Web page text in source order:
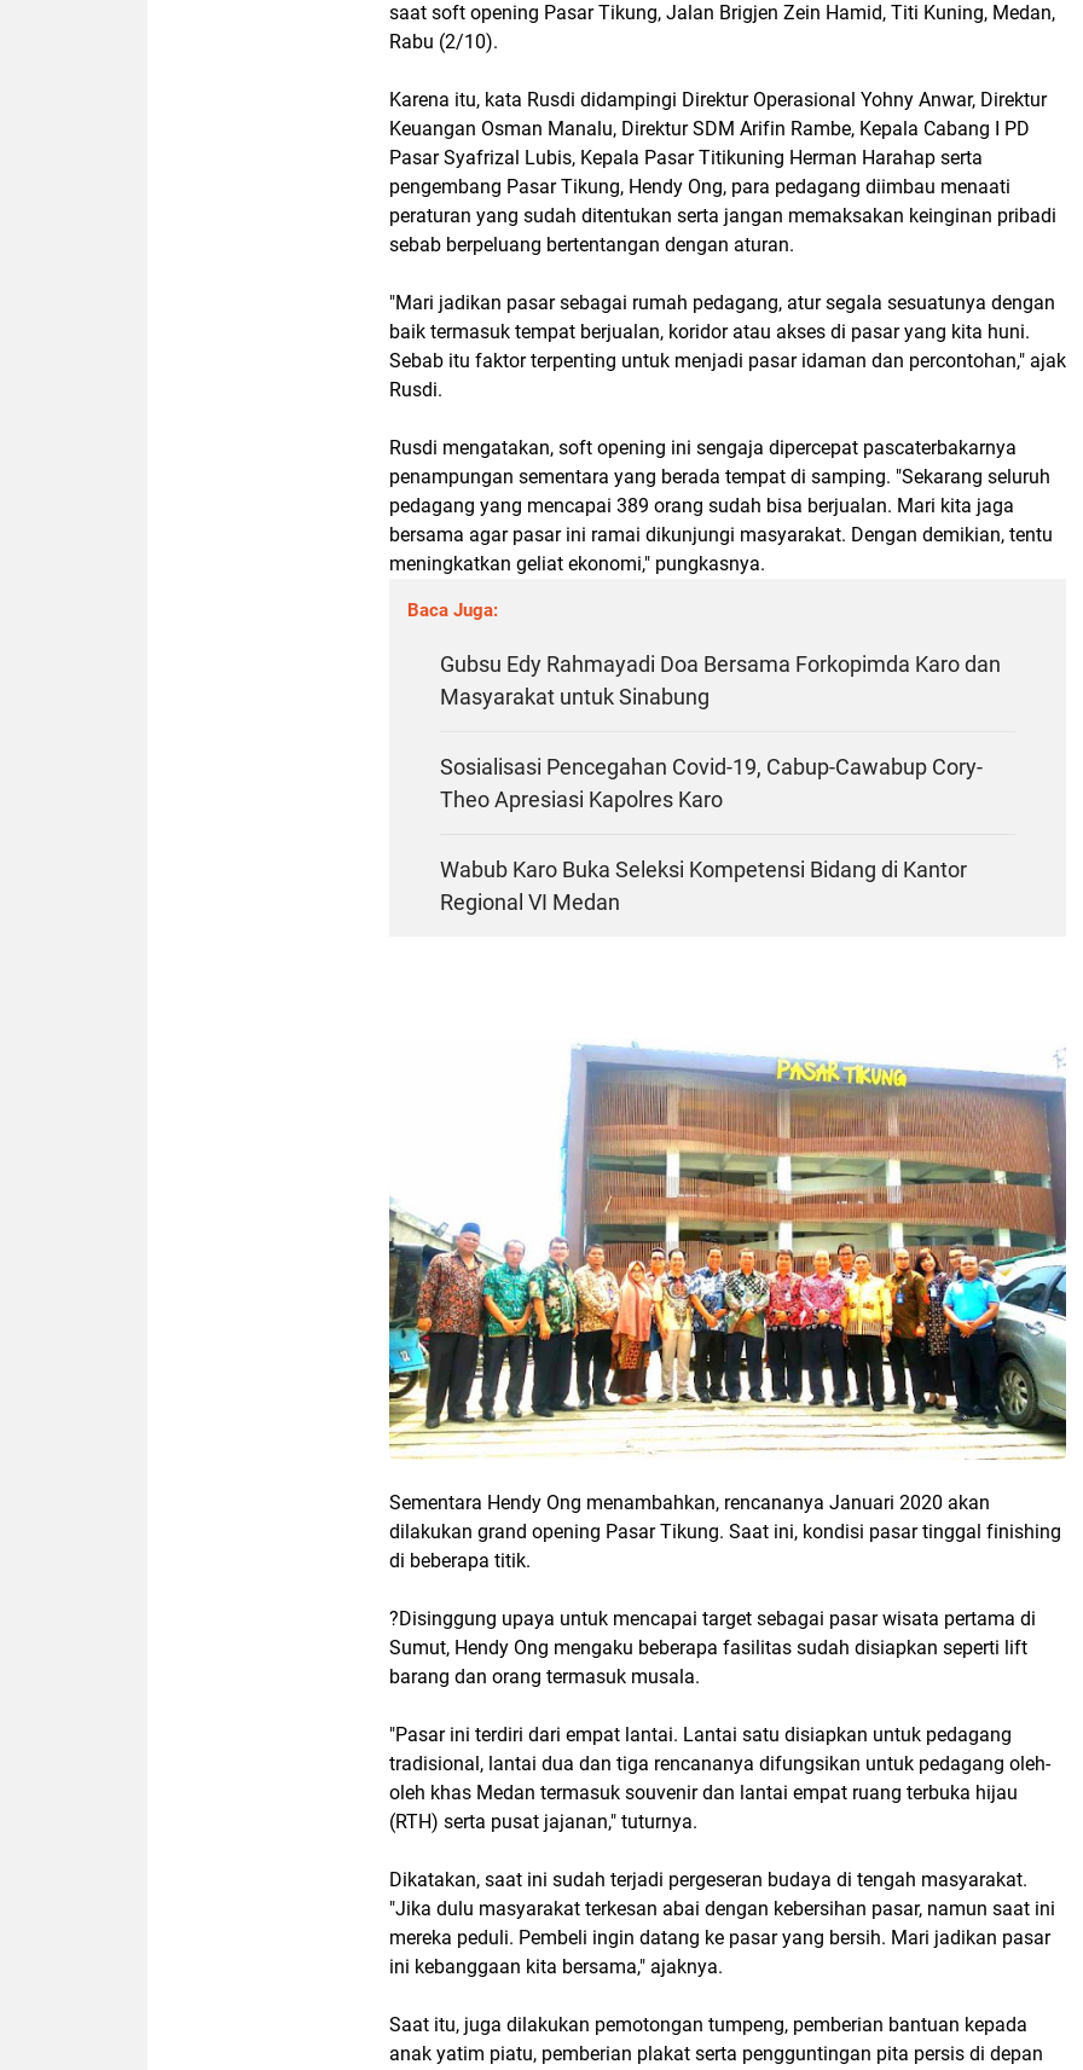
saat soft opening Pasar Tikung, Jalan Brigjen Zein Hamid, Titi Kuning, Medan,
Rabu (2/10).
Karena itu, kata Rusdi didampingi Direktur Operasional Yohny Anwar, Direktur
Keuangan Osman Manalu, Direktur SDM Arifin Rambe, Kepala Cabang I PD
Pasar Syafrizal Lubis, Kepala Pasar Titikuning Herman Harahap serta
pengembang Pasar Tikung, Hendy Ong, para pedagang diimbau menaati
peraturan yang sudah ditentukan serta jangan memaksakan keinginan pribadi
sebab berpeluang bertentangan dengan aturan.
"Mari jadikan pasar sebagai rumah pedagang, atur segala sesuatunya dengan
baik termasuk tempat berjualan, koridor atau akses di pasar yang kita huni.
Sebab itu faktor terpenting untuk menjadi pasar idaman dan percontohan," ajak
Rusdi.
Rusdi mengatakan, soft opening ini sengaja dipercepat pascaterbakarnya
penampungan sementara yang berada tempat di samping. "Sekarang seluruh
pedagang yang mencapai 389 orang sudah bisa berjualan. Mari kita jaga
bersama agar pasar ini ramai dikunjungi masyarakat. Dengan demikian, tentu
meningkatkan geliat ekonomi," pungkasnya.
Baca Juga:
Gubsu Edy Rahmayadi Doa Bersama Forkopimda Karo dan
Masyarakat untuk Sinabung
Sosialisasi Pencegahan Covid-19, Cabup-Cawabup Cory-
Theo Apresiasi Kapolres Karo
Wabub Karo Buka Seleksi Kompetensi Bidang di Kantor
Regional VI Medan
Sementara Hendy Ong menambahkan, rencananya Januari 2020 akan
dilakukan grand opening Pasar Tikung. Saat ini, kondisi pasar tinggal finishing
di beberapa titik.
?Disinggung upaya untuk mencapai target sebagai pasar wisata pertama di
Sumut, Hendy Ong mengaku beberapa fasilitas sudah disiapkan seperti lift
barang dan orang termasuk musala.
"Pasar ini terdiri dari empat lantai. Lantai satu disiapkan untuk pedagang
tradisional, lantai dua dan tiga rencananya difungsikan untuk pedagang oleh-
oleh khas Medan termasuk souvenir dan lantai empat ruang terbuka hijau
(RTH) serta pusat jajanan," tuturnya.
Dikatakan, saat ini sudah terjadi pergeseran budaya di tengah masyarakat.
"Jika dulu masyarakat terkesan abai dengan kebersihan pasar, namun saat ini
mereka peduli. Pembeli ingin datang ke pasar yang bersih. Mari jadikan pasar
ini kebanggaan kita bersama," ajaknya.
Saat itu, juga dilakukan pemotongan tumpeng, pemberian bantuan kepada
anak yatim piatu, pemberian plakat serta pengguntingan pita persis di depan